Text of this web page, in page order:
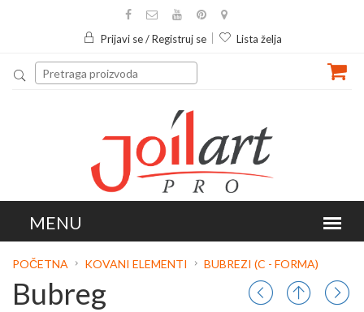
Prijavi se / Registruj se Lista želja
POČETNA KOVANI ELEMENTI BUBREZI (C - FORMA)
Bubreg